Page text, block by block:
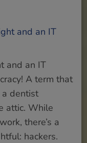
and an IT
and an IT
A term that
a dentist
attic. While
there’s a
hackers.